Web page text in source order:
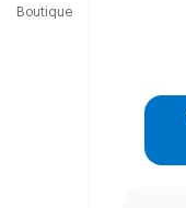
Boutique